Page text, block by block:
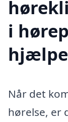
i
Når det
hørelse, er